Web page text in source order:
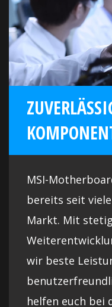
MSI-
bereits seit
Markt. Mit
wir beste
helfen euch bei